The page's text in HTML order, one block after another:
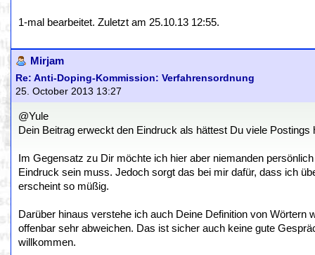
1-mal bearbeitet. Zuletzt am 25.10.13 12:55.
Mirjam
Re: Anti-Doping-Kommission: Verfahrensordnung
25. October 2013 13:27
@Yule
Dein Beitrag erweckt den Eindruck als hättest Du viele
Im Gegensatz zu Dir möchte ich hier aber niemanden
Eindruck sein muss. Jedoch sorgt das bei mir dafür, dass ich
erscheint so müßig.
Darüber hinaus verstehe ich auch Deine Definition von
offenbar sehr abweichen. Das ist sicher auch keine gute
willkommen.